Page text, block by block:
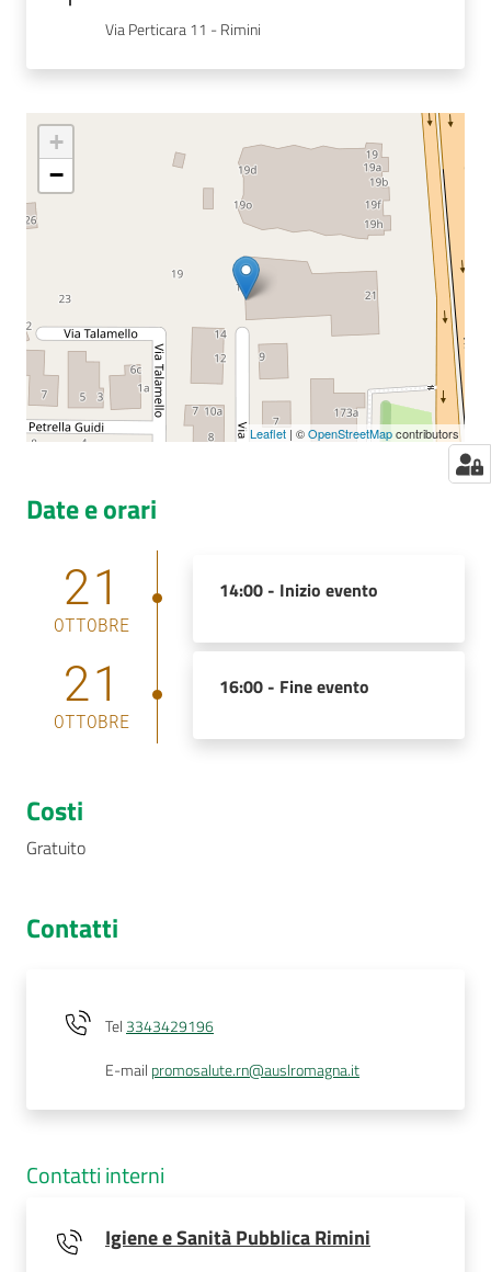
Via Perticara 11 - Rimini
+
−
Leaflet | ©OpenStreetMapcontributors
Date e orari
21
OTTOBRE
14:00 - Inizio evento
21
OTTOBRE
16:00 - Fine evento
Costi
Gratuito
Contatti
Tel3343429196
E-mail promosalute.rn@auslromagna.it
Contatti interni
Igiene e Sanità Pubblica Rimini